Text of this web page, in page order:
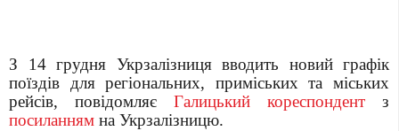
З 14 грудня Укрзалізниця вводить новий графік
поїздів для регіональних, приміських та міських
рейсів, повідомляє Галицький кореспондент з
посиланням на Укрзалізницю.